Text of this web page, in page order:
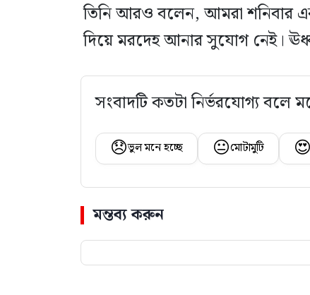
তিনি আরও বলেন, আমরা শনিবার
দিয়ে মরদেহ আনার সুযোগ নেই।
সংবাদটি কতটা নির্ভরযোগ্য বলে
😞ভুল মনে হচ্ছে 😐মোটামুটি 😍
মন্তব্য করুন